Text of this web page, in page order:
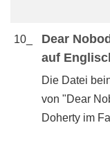
10_
Dear
auf
Die Datei
von "Dear
Doherty im